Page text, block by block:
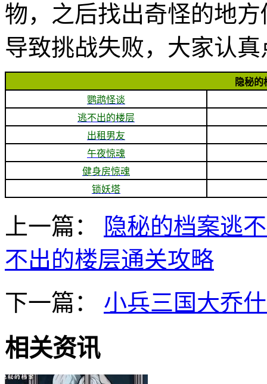
物，之后找出奇怪的地
导致挑战失败，大家认真
隐秘的
鹦鹉怪谈
逃不出的楼层
出租男友
午夜惊魂
健身房惊魂
锁妖塔
上一篇：
隐秘的档案逃
不出的楼层通关攻略
下一篇：
小兵三国大乔
相关资讯